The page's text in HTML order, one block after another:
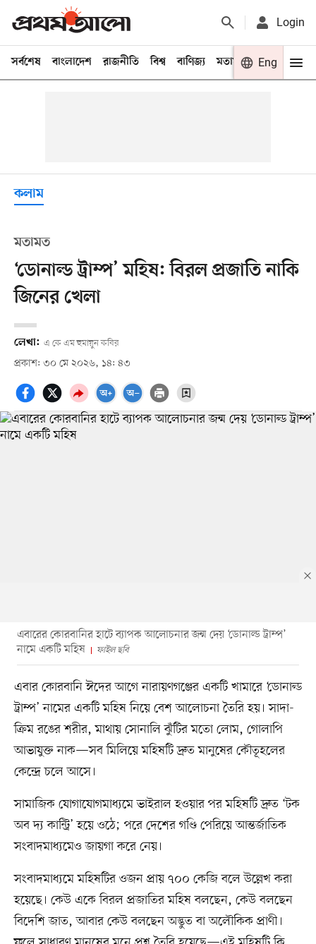
Login
সর্বশেষ বাংলাদেশ রাজনীতি বিশ্ব বাণিজ্য মতামত খেলা
Eng
কলাম
মতামত
‘ডোনাল্ড ট্রাম্প’ মহিষ: বিরল প্রজাতি নাকি
জিনের খেলা
লেখা: এ কে এম হুমায়ুন কবির
প্রকাশ: ৩০ মে ২০২৬, ১৪: ৪৩
এবারের কোরবানির হাটে ব্যাপক আলোচনার জন্ম দেয় ‘ডোনাল্ড ট্রাম্প’
নামে একটি মহিষ
ফাইল ছবি
এবার কোরবানি ঈদের আগে নারায়ণগঞ্জের একটি খামারে ‘ডোনাল্ড
ট্রাম্প’ নামের একটি মহিষ নিয়ে বেশ আলোচনা তৈরি হয়। সাদা-
ক্রিম রঙের শরীর, মাথায় সোনালি ঝুঁটির মতো লোম, গোলাপি
আভাযুক্ত নাক—সব মিলিয়ে মহিষটি দ্রুত মানুষের কৌতূহলের
কেন্দ্রে চলে আসে।
সামাজিক যোগাযোগমাধ্যমে ভাইরাল হওয়ার পর মহিষটি দ্রুত ‘টক
অব দ্য কান্ট্রি’ হয়ে ওঠে; পরে দেশের গণ্ডি পেরিয়ে আন্তর্জাতিক
সংবাদমাধ্যমেও জায়গা করে নেয়।
সংবাদমাধ্যমে মহিষটির ওজন প্রায় ৭০০ কেজি বলে উল্লেখ করা
হয়েছে। কেউ একে বিরল প্রজাতির মহিষ বলছেন, কেউ বলছেন
বিদেশি জাত, আবার কেউ বলছেন অদ্ভুত বা অলৌকিক প্রাণী।